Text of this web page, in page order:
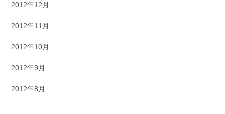
2012年12月
2012年11月
2012年10月
2012年9月
2012年8月